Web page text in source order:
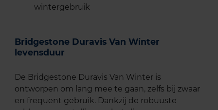
wintergebruik
Bridgestone Duravis Van Winter
levensduur
De Bridgestone Duravis Van Winter is
ontworpen om lang mee te gaan, zelfs bij zwaar
en frequent gebruik. Dankzij de robuuste